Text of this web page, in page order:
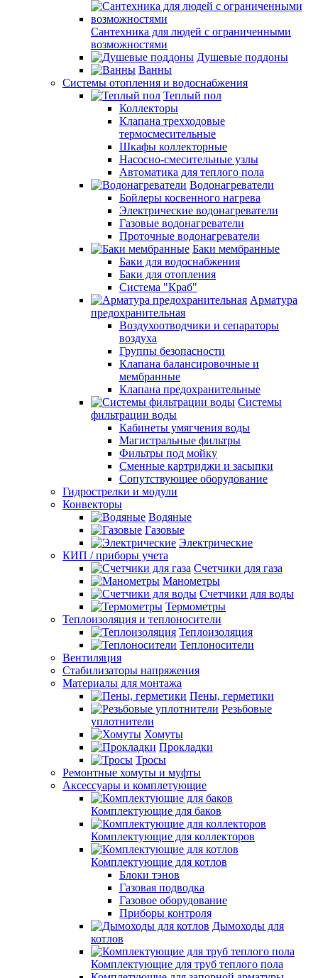
Сантехника для людей с ограниченными
возможностями
Душевые поддоны
Ванны
Системы отопления и водоснабжения
Теплый пол
Коллекторы
Клапана трехходовые
термосмесительные
Шкафы коллекторные
Насосно-смесительные узлы
Автоматика для теплого пола
Водонагреватели
Бойлеры косвенного нагрева
Электрические водонагреватели
Газовые водонагреватели
Проточные водонагреватели
Баки мембранные
Баки для водоснабжения
Баки для отопления
Система "Краб"
Арматура
предохранительная
Воздухоотводчики и сепараторы
воздуха
Группы безопасности
Клапана балансировочные и
мембранные
Клапана предохранительные
Системы
фильтрации воды
Кабинеты умягчения воды
Магистральные фильтры
Фильтры под мойку
Сменные картриджи и засыпки
Сопутствующее оборудование
Гидрострелки и модули
Конвекторы
Водяные
Газовые
Электрические
КИП / приборы учета
Счетчики для газа
Манометры
Счетчики для воды
Термометры
Теплоизоляция и теплоносители
Теплоизоляция
Теплоносители
Вентиляция
Стабилизаторы напряжения
Материалы для монтажа
Пены, герметики
Резьбовые
уплотнители
Хомуты
Прокладки
Тросы
Ремонтные хомуты и муфты
Аксессуары и комплетующие
Комплектующие для баков
Комплектующие для коллекторов
Комплектующие для котлов
Блоки тэнов
Газовая подводка
Газовое оборудование
Приборы контроля
Дымоходы для
котлов
Комплектующие для труб теплого пола